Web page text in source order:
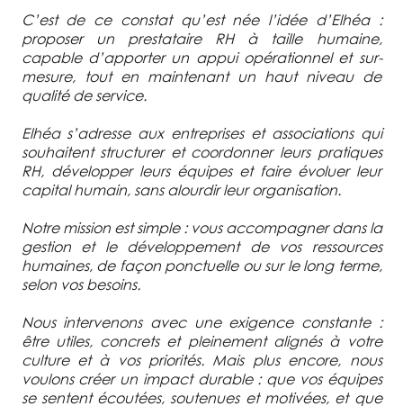
C’est de ce constat qu’est née l’idée d’Elhéa :
proposer un prestataire RH à taille humaine,
capable d’apporter un appui opérationnel et sur-
mesure, tout en maintenant un haut niveau de
qualité de service.
Elhéa s’adresse aux entreprises et associations qui
souhaitent structurer et coordonner leurs pratiques
RH, développer leurs équipes et faire évoluer leur
capital humain, sans alourdir leur organisation.
Notre mission est simple : vous accompagner dans la
gestion et le développement de vos ressources
humaines, de façon ponctuelle ou sur le long terme,
selon vos besoins.
Nous intervenons avec une exigence constante :
être utiles, concrets et pleinement alignés à votre
culture et à vos priorités. Mais plus encore, nous
voulons créer un impact durable : que vos équipes
se sentent écoutées, soutenues et motivées, et que